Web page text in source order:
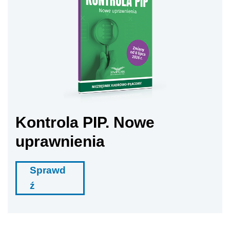
Kontrola PIP. Nowe
uprawnienia
Sprawd
ź